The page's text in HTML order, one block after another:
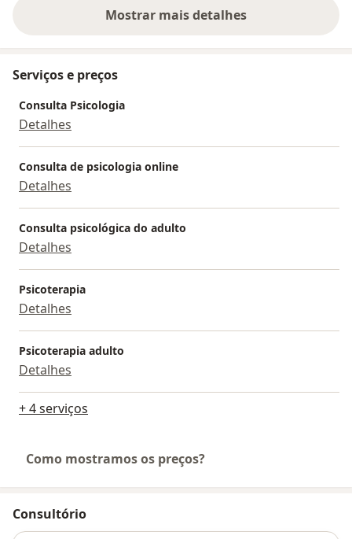
Mostrar mais detalhes
sobre a experiência
Serviços e preços
Consulta Psicologia
Detalhes
Consulta de psicologia online
Detalhes
Consulta psicológica do adulto
Detalhes
Psicoterapia
Detalhes
Psicoterapia adulto
Detalhes
+ 4 serviços
Como mostramos os preços?
Consultório